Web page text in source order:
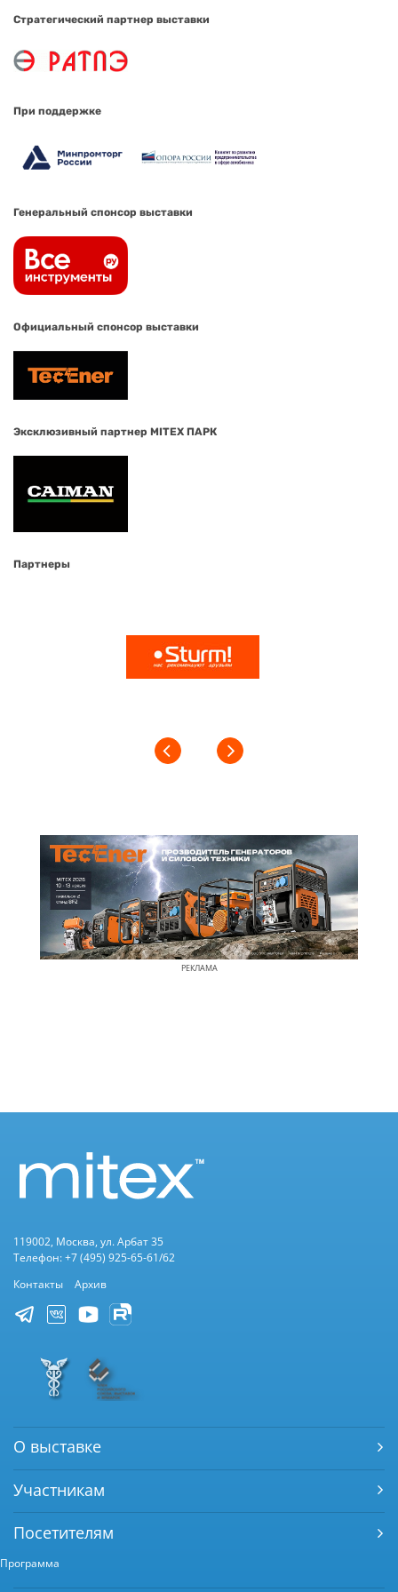
Стратегический партнер выставки
При поддержке
Генеральный спонсор выставки
Официальный спонсор выставки
Эксклюзивный партнер MITEX ПАРК
Партнеры
РЕКЛАМА
119002, Москва, ул. Арбат 35
Телефон: +7 (495) 925-65-61/62
Контакты
Архив
О выставке
Участникам
Посетителям
Программа